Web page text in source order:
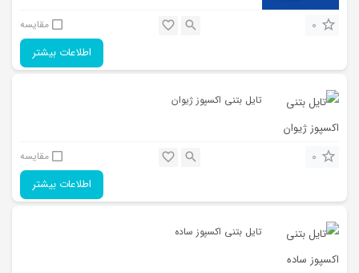
0
اطلاعات بیشتر
مقایسه
تایل بتنی اکسپوز ژیوان
0
اطلاعات بیشتر
مقایسه
تایل بتنی اکسپوز ساده